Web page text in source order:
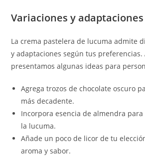
Variaciones y adaptaciones
La crema pastelera de lucuma admite
y adaptaciones según tus preferencias.
presentamos algunas ideas para
Agrega trozos de chocolate oscuro
más decadente.
Incorpora esencia de almendra
la lucuma.
Añade un poco de licor de tu
aroma y sabor.